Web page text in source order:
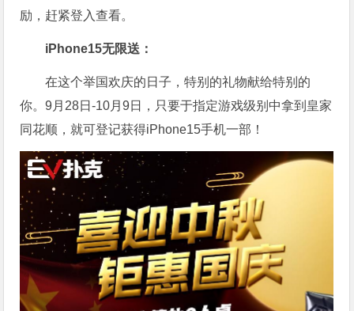
励，赶紧登入查看。
iPhone15无限送：
在这个举国欢庆的日子，特别的礼物献给特别的
你。9月28日-10月9日，只要于指定游戏级别中拿到皇家
同花顺，就可登记获得iPhone15手机一部！